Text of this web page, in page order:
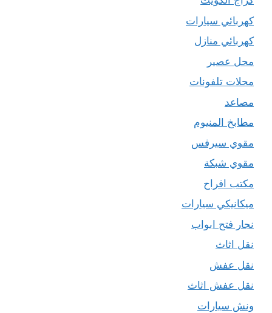
كهربائي سيارات
كهربائي منازل
محل عصير
محلات تلفونات
مصاعد
مطابخ المنيوم
مقوي سيرفس
مقوي شبكة
مكتب افراح
ميكانيكي سيارات
نجار فتح ابواب
نقل اثاث
نقل عفش
نقل عفش اثاث
ونش سيارات